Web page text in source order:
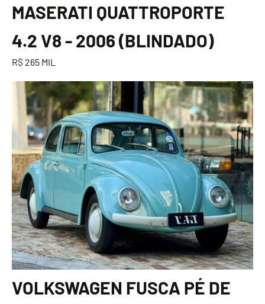
MASERATI QUATTROPORTE
4.2 V8 - 2006 (BLINDADO)
R$ 265 MIL
VOLKSWAGEN FUSCA PÉ DE